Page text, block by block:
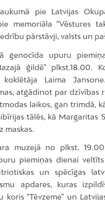
pie Latvijas
memoriāla “Vēstures
pārstāvji, valsts un
genocīda upuru
ģildē” plkst.18.00.
Laima
atgādinot par
laikos, gan trimdā,
tālēs, kā Margaritas
maskas.
muzejā no plkst.
piemiņas dienai
un spēcīgas
apdares, kuras
koris “Tēvzeme” un